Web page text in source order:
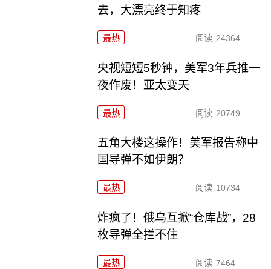
去，大漂亮终于知疼
最热 阅读 24364
央视短短5秒钟，美军3年兵推一
夜作废！亚太变天
最热 阅读 20749
五角大楼这操作！美军报告称中
国导弹不如伊朗？
最热 阅读 10734
炸疯了！俄乌互掀“仓库战”，28
枚导弹全拦不住
最热 阅读 7464